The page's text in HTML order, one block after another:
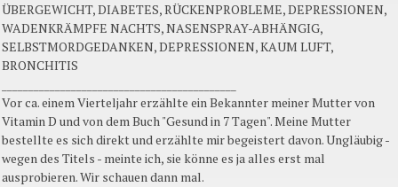
ÜBERGEWICHT, DIABETES, RÜCKENPROBLEME, DEPRESSIONEN,
WADENKRÄMPFE NACHTS, NASENSPRAY-ABHÄNGIG,
SELBSTMORDGEDANKEN, DEPRESSIONEN, KAUM LUFT,
BRONCHITIS
Vor ca. einem Vierteljahr erzählte ein Bekannter meiner Mutter von
Vitamin D und von dem Buch "Gesund in 7 Tagen". Meine Mutter
bestellte es sich direkt und erzählte mir begeistert davon. Ungläubig -
wegen des Titels - meinte ich, sie könne es ja alles erst mal
ausprobieren. Wir schauen dann mal.